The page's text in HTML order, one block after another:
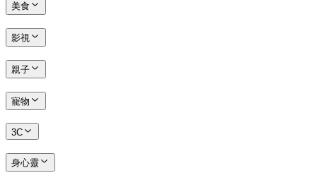
美食
影視
親子
寵物
3C
身心靈